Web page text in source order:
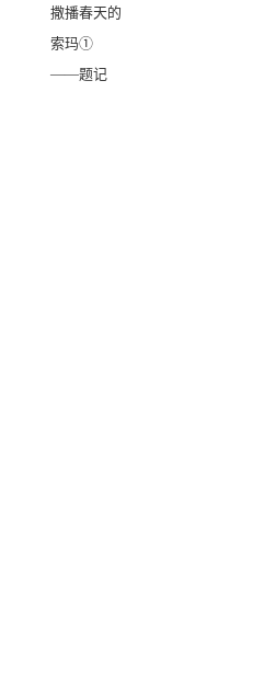
撒播春天的
索玛①
——题记